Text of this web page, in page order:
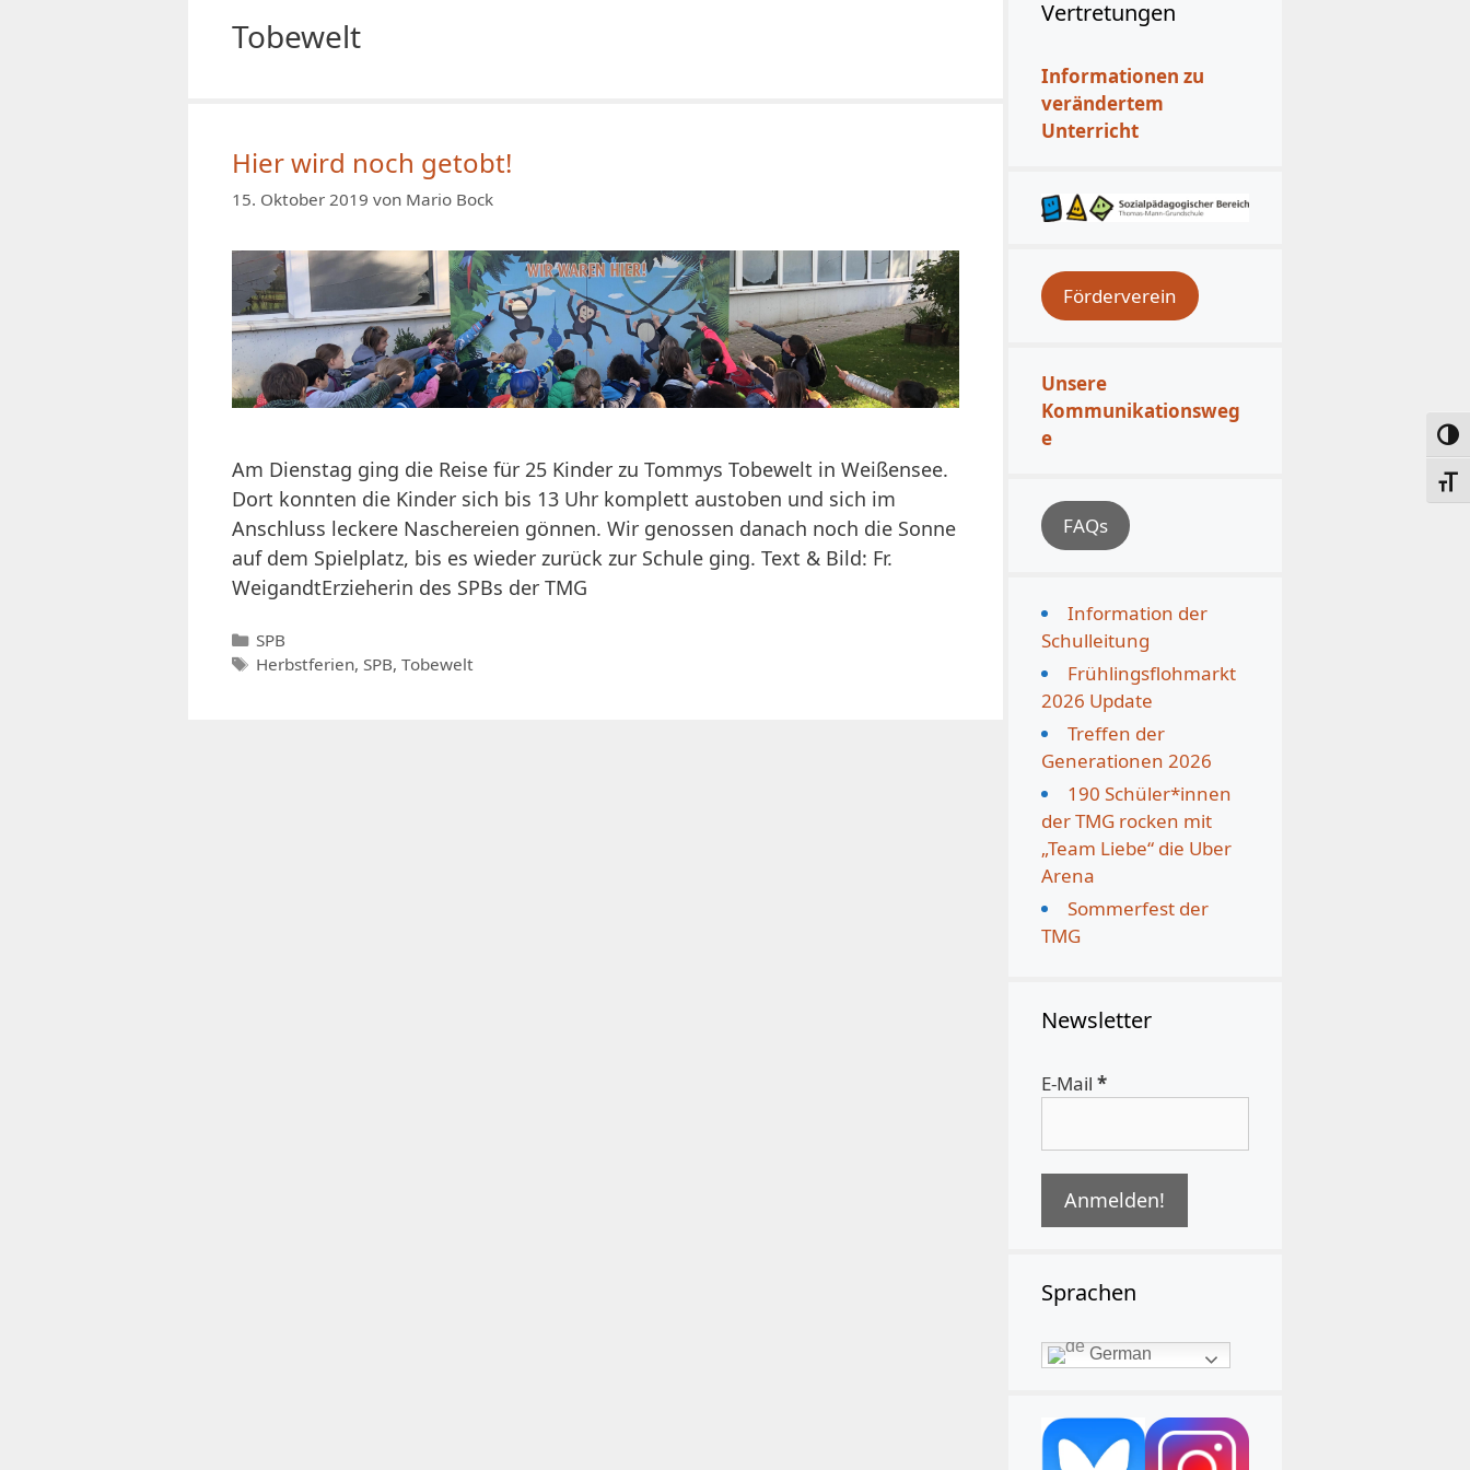
Tobewelt
Hier wird noch getobt!
15. Oktober 2019 von Mario Bock
Am Dienstag ging die Reise für 25 Kinder zu Tommys Tobewelt in Weißensee.
Dort konnten die Kinder sich bis 13 Uhr komplett austoben und sich im
Anschluss leckere Naschereien gönnen. Wir genossen danach noch die Sonne
auf dem Spielplatz, bis es wieder zurück zur Schule ging. Text & Bild: Fr.
WeigandtErzieherin des SPBs der TMG
Kategorien
SPB
Schlagwörter
Herbstferien, SPB,Tobewelt
Vertretungen
Informationen zu
verändertem
Unterricht
Förderverein
Unsere
Kommunikationsweg
e
FAQs
Information der
Schulleitung
Frühlingsflohmarkt
2026 Update
Treffen der
Generationen 2026
190 Schüler*innen
der TMG rocken mit
„Team Liebe“ die Uber
Arena
Sommerfest der
TMG
Newsletter
E-Mail *
Sprachen
German